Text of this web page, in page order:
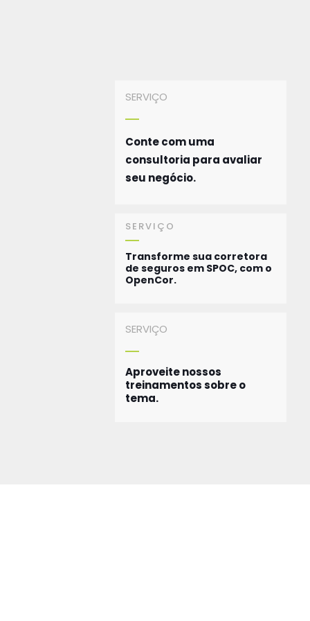
SERVIÇO
Conte com uma
consultoria para avaliar
seu negócio.
SERVIÇO
Transforme sua corretora
de seguros em SPOC, com o
OpenCor.
SERVIÇO
Aproveite nossos
treinamentos sobre o
tema.